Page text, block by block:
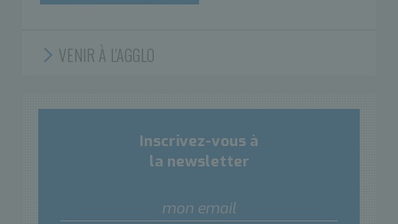
VENIR À L'AGGLO
Inscrivez-vous à
la newsletter